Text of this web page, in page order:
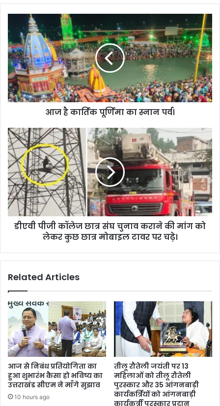
है
कार्तिक
पूर्णिमा
का
स्नान
पर्व।
आज है कार्तिक पूर्णिमा का स्नान पर्व।
डीएवी
पीजी
कॉलेज
छात्र
संघ
चुनाव
कराने
की
मांग
टावर
डीएवी पीजी कॉलेज छात्र संघ चुनाव कराने की मांग को
लेकर कुछ छात्र मोबाइल टावर पर चढ़े।
Related Articles
आज से निबंध प्रतियोगिता का
हुआ शुभारंभ कैसा हो भविष्य का
उत्तराखंड सीएम ने माँगे सुझाव
10 hours ago
तीलू रौतेली जयंती पर 13
महिलाओं को तीलू रौतेली
पुरस्कार और 35 आंगनबाड़ी
कार्यकर्त्रियों को आंगनबाड़ी
कार्यकर्त्री पुरस्कार प्रदान